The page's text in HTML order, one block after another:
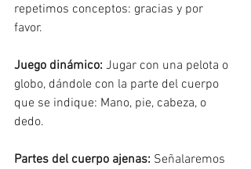
repetimos conceptos: gracias y por
favor.
Juego dinámico: Jugar con una pelota o
globo, dándole con la parte del cuerpo
que se indique: Mano, pie, cabeza, o
dedo.
Partes del cuerpo ajenas: Señalaremos